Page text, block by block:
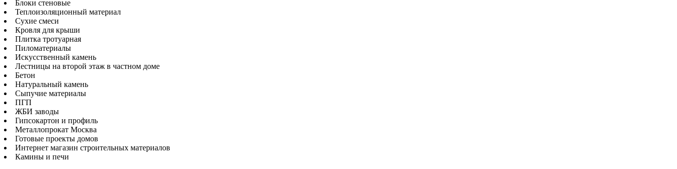
Блоки стеновые
Теплоизоляционный материал
Сухие смеси
Кровля для крыши
Плитка тротуарная
Пиломатериалы
Искусственный камень
Лестницы на второй этаж в частном доме
Бетон
Натуральный камень
Сыпучие материалы
ПГП
ЖБИ заводы
Гипсокартон и профиль
Металлопрокат Москва
Готовые проекты домов
Интернет магазин строительных материалов
Камины и печи